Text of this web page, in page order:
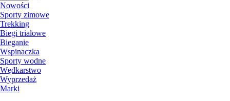
Nowości
Sporty zimowe
Trekking
Biegi trialowe
Bieganie
Wspinaczka
Sporty wodne
Wędkarstwo
Wyprzedaż
Marki